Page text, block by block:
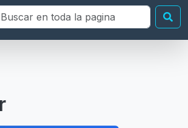
en toda la página